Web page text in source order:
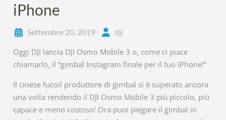
iPhone
Settembre 20, 2019 dji
Oggi DJI lancia DJI Osmo Mobile 3 o, come ci piace
chiamarlo, il “gimbal Instagram finale per il tuo iPhone!”
Il cinese fucoil produttore di gimbal si è superato ancora
una volta rendendo il DJI Osmo Mobile 3 più piccolo, più
capace e meno costoso! Ora puoi piegare il gimbal in